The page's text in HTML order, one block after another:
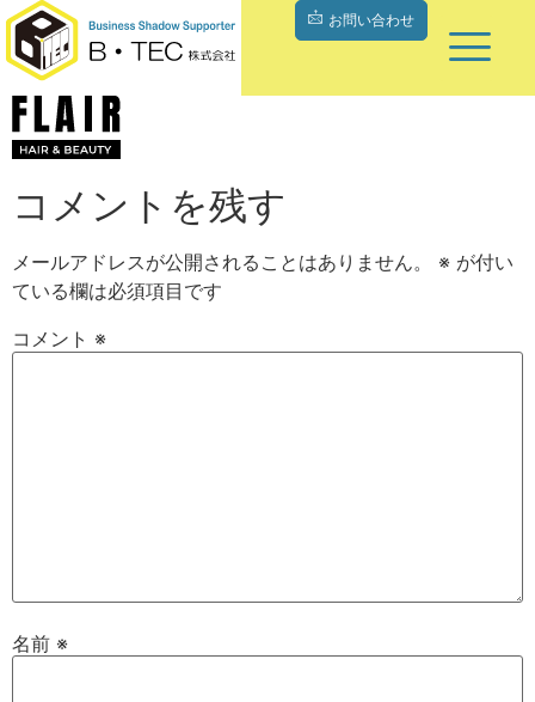
お問い合わせ
コメントを残す
メールアドレスが公開されることはありません。 ※ が付い
ている欄は必須項目です
コメント ※
名前 ※